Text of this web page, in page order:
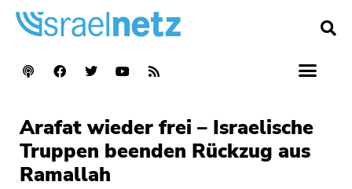
Arafat wieder frei – Israelische
Truppen beenden Rückzug aus
Ramallah